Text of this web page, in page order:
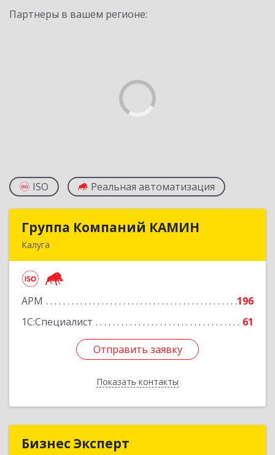
Партнеры в вашем регионе:
ISO Реальная автоматизация
Группа Компаний КАМИН
Калуга
АРМ
196
1С:Специалист
61
Отправить заявку
Показать контакты
Группа Компаний КАМИН
Подробнее
Отправить заявку
Назад
Бизнес Эксперт